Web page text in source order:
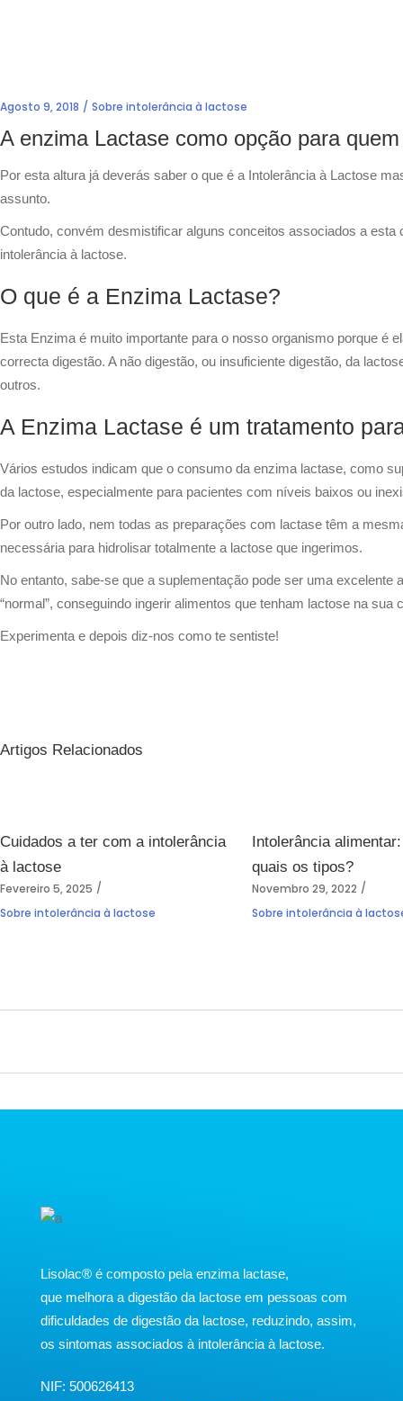
Agosto 9, 2018 Sobre intolerância à lactose
A enzima Lactase como opção para
Por esta altura já deverás saber o que é a Intolerância à Lactose
assunto.
Contudo, convém desmistificar alguns conceitos associados a
intolerância à lactose.
O que é a Enzima Lactase?
Esta Enzima é muito importante para o nosso organismo porque é
correcta digestão. A não digestão, ou insuficiente digestão, da
outros.
A Enzima Lactase é um tratamento
Vários estudos indicam que o consumo da enzima lactase, como
da lactose, especialmente para pacientes com níveis baixos ou
Por outro lado, nem todas as preparações com lactase têm a
necessária para hidrolisar totalmente a lactose que ingerimos.
No entanto, sabe-se que a suplementação pode ser uma
“normal”, conseguindo ingerir alimentos que tenham lactose na
Experimenta e depois diz-nos como te sentiste!
Artigos Relacionados
Cuidados a ter com a intolerância
à lactose
Fevereiro 5, 2025
Sobre intolerância à lactose
Intolerância
quais os tipos?
Novembro 29, 2022
Sobre intolerância à
​Lisolac® é composto pela enzima lactase,
que melhora a digestão da lactose em pessoas com
dificuldades de digestão da lactose, reduzindo, assim,
os sintomas associados à intolerância à lactose.
NIF: 500626413